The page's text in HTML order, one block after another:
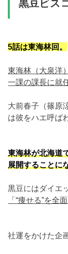
黒豆ビス
5話は東海林回。
東海林（大泉洋
一課の課長に就
大前春子（篠原
は彼をハエ呼ば
東海林が北海道
展開することに
黒豆にはダイエ
「“痩せる”を全
社運をかけた企